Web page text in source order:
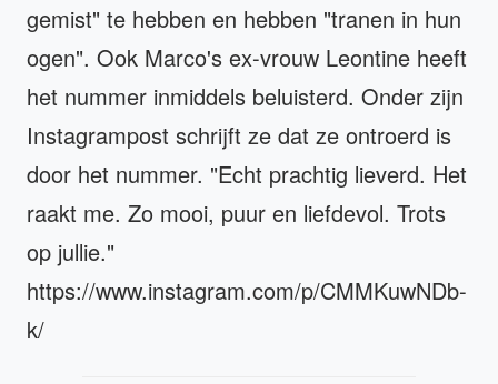
gemist" te hebben en hebben "tranen in hun
ogen". Ook Marco's ex-vrouw Leontine heeft
het nummer inmiddels beluisterd. Onder zijn
Instagrampost schrijft ze dat ze ontroerd is
door het nummer. "Echt prachtig lieverd. Het
raakt me. Zo mooi, puur en liefdevol. Trots
op jullie."
https://www.instagram.com/p/CMMKuwNDb-
k/